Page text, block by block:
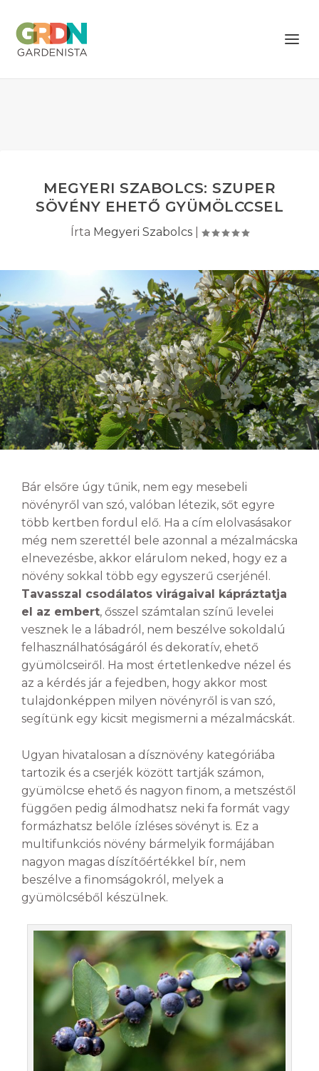
MEGYERI SZABOLCS: SZUPER
SÖVÉNY EHETŐ GYÜMÖLCCSEL
Írta Megyeri Szabolcs
Bár elsőre úgy tűnik, nem egy mesebeli
növényről van szó, valóban létezik, sőt egyre
több kertben fordul elő. Ha a cím elolvasásakor
még nem szerettél bele azonnal a mézalmácska
elnevezésbe, akkor elárulom neked, hogy ez a
növény sokkal több egy egyszerű cserjénél.
Tavasszal csodálatos virágaival kápráztatja
el az embert, ősszel számtalan színű levelei
vesznek le a lábadról, nem beszélve sokoldalú
felhasználhatóságáról és dekoratív, ehető
gyümölcseiről. Ha most értetlenkedve nézel és
az a kérdés jár a fejedben, hogy akkor most
tulajdonképpen milyen növényről is van szó,
segítünk egy kicsit megismerni a mézalmácskát.
Ugyan hivatalosan a dísznövény kategóriába
tartozik és a cserjék között tartják számon,
gyümölcse ehető és nagyon finom, a metszéstől
függően pedig álmodhatsz neki fa formát vagy
formázhatsz belőle ízléses sövényt is. Ez a
multifunkciós növény bármelyik formájában
nagyon magas díszítőértékkel bír, nem
beszélve a finomságokról, melyek a
gyümölcséből készülnek.